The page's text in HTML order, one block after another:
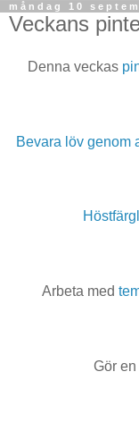
måndag 10
Veckans
Denna veckas
Bevara löv genom
Arbeta med
Gör en